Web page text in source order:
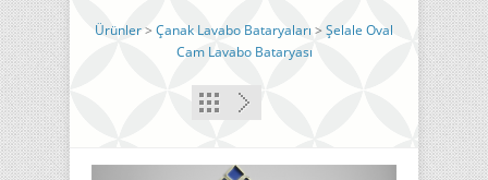
Ürünler> Çanak Lavabo Bataryaları > Şelale Oval
Cam Lavabo Bataryası